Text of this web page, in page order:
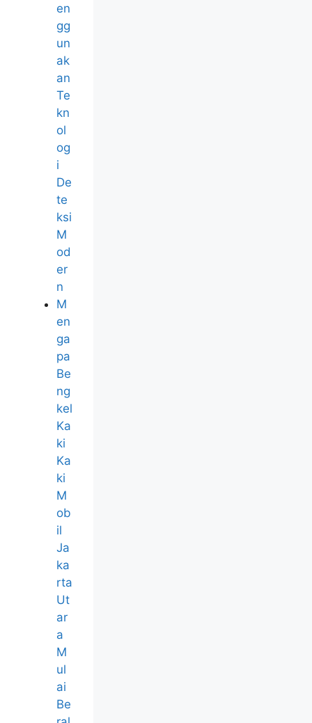
en
gg
un
ak
an
Te
kn
ol
og
i
De
te
ksi
M
od
er
n
M
en
ga
pa
Be
ng
kel
Ka
ki
Ka
ki
M
ob
il
Ja
ka
rta
Ut
ar
a
M
ul
ai
Be